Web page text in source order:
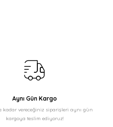
Aynı Gün Kargo
kadar vereceğiniz siparişleri aynı gün
kargoya teslim ediyoruz!